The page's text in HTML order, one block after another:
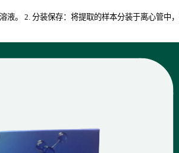
。 2. 分装保存：将提取的样本分装于离心管